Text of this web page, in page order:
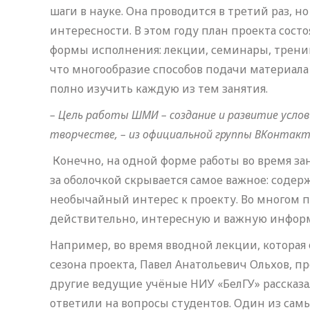
шаги в науке. Она проводится в третий раз,
интересности. В этом году план проекта
формы исполнения: лекции, семинары,
что многообразие способов подачи
полно изучить каждую из тем занятия.
– Цель работы ШМИ – создание и развитие
творчестве, – из официальной группы
Конечно, на одной форме работы во время
за оболочкой скрывается самое важное:
необычайный интерес к проекту. Во
действительно, интересную и важную
Например, во время вводной лекции,
сезона проекта, Павел Анатольевич Ольхов,
другие ведущие учёные НИУ «БелГУ»
ответили на вопросы студентов. Один из